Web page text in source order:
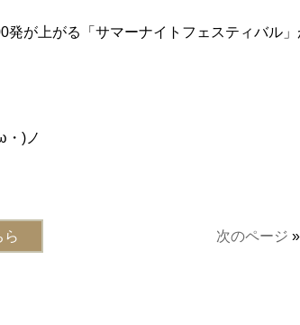
が上がる「サマーナイトフェスティバル」
・)ノ
次のページ »
ら